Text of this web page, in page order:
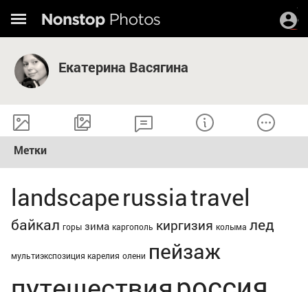
Екатерина Васягина
Метки
landscaperussiatravel
байкал горы зима каргополь киргизия колыма лед
мультиэкспозиция карелия олени пейзаж